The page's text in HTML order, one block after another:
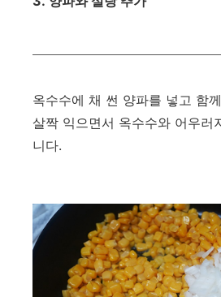
옥수수에 채 썬 양파를 넣고 함
살짝 익으면서 옥수수와 어우러
니다.